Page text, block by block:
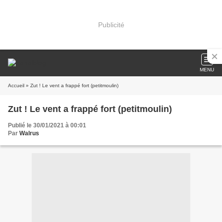
Publicité
MENU
Accueil » Zut ! Le vent a frappé fort (petitmoulin)
Zut ! Le vent a frappé fort (petitmoulin)
Publié le 30/01/2021 à 00:01
Par Walrus